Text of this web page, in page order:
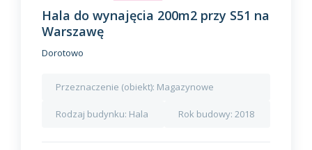
Hala do wynajęcia 200m2 przy S51 na
Warszawę
Dorotowo
Przeznaczenie (obiekt): Magazynowe
Rodzaj budynku: Hala Rok budowy: 2018